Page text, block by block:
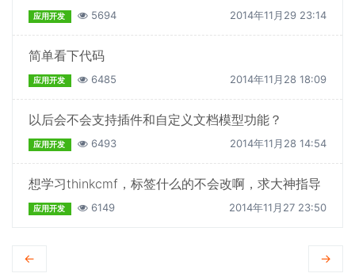
应用开发 5694 2014年11月29 23:14
简单看下代码
应用开发 6485 2014年11月28 18:09
以后会不会支持插件和自定义文档模型功能？
应用开发 6493 2014年11月28 14:54
想学习thinkcmf，标签什么的不会改啊，求大神指导
应用开发 6149 2014年11月27 23:50
← →